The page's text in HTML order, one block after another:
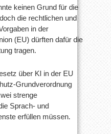
keinen Grund für die
die rechtlichen und
in der
(EU) dürften dafür die
tragen.
über KI in der EU
Grundverordnung
strenge
Sprach- und
erfüllen müssen.